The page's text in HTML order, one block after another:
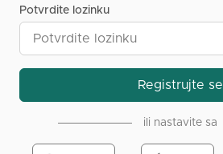
Potvrdite lozinku
Registrujte se
ili nastavite sa